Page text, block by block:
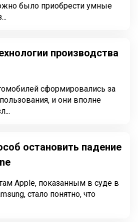
было приобрести умные
производства
сформировались за
и они вполне
остановить падение
Apple, показанным в суде в
стало понятно, что